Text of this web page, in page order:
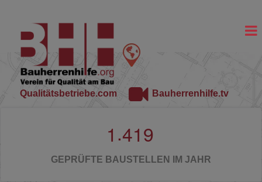
Qualitätsbetriebe.com Bauherrenhilfe.tv
1 .419
GEPRÜFTE BAUSTELLEN IM JAHR